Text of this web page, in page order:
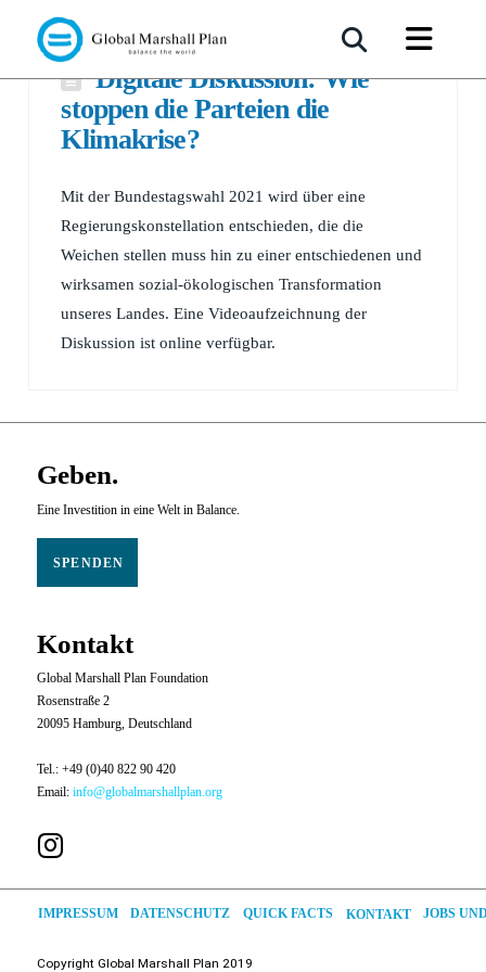
Digitale Diskussion: Wie
stoppen die Parteien die
Klimakrise?
Mit der Bundestagswahl 2021 wird über eine
Regierungskonstellation entschieden, die die
Weichen stellen muss hin zu einer entschiedenen und
wirksamen sozial-ökologischen Transformation
unseres Landes. Eine Videoaufzeichnung der
Diskussion ist online verfügbar.
Geben.
Eine Investition in eine Welt in Balance.
SPENDEN
Kontakt
Global Marshall Plan Foundation
Rosenstraße 2
20095 Hamburg, Deutschland
Tel.: +49 (0)40 822 90 420
Email: info@globalmarshallplan.org
IMPRESSUM DATENSCHUTZ QUICK FACTS KONTAKT JOBS
Copyright Global Marshall Plan 2019